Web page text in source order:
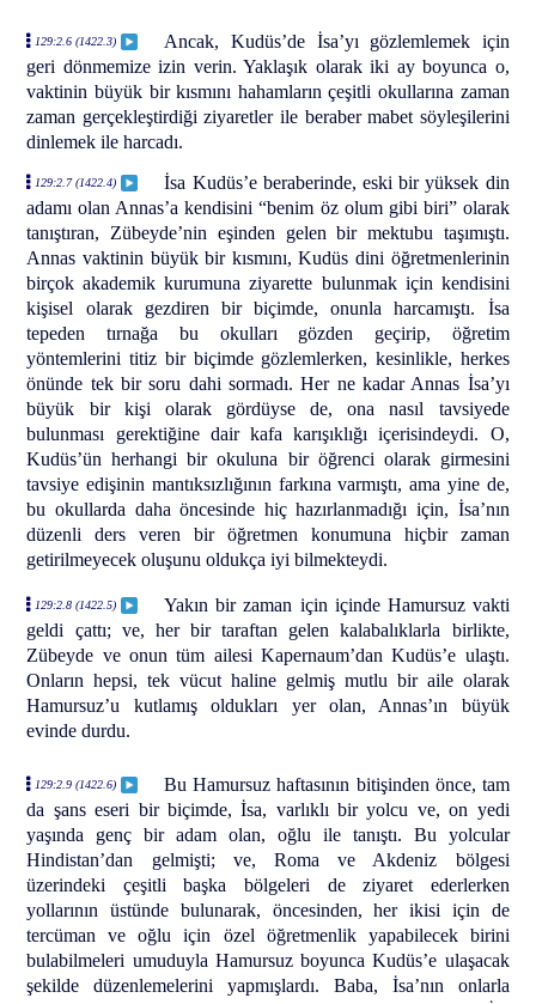
129:2.6 (1422.3)
Ancak, Kudüs’de İsa’yı gözlemlemek için
geri dönmemize izin verin. Yaklaşık olarak iki ay boyunca o,
vaktinin büyük bir kısmını hahamların çeşitli okullarına zaman
zaman gerçekleştirdiği ziyaretler ile beraber mabet söyleşilerini
dinlemek ile harcadı.
129:2.7 (1422.4)
İsa Kudüs’e beraberinde, eski bir yüksek din
adamı olan Annas’a kendisini “benim öz olum gibi biri” olarak
tanıştıran, Zübeyde’nin eşinden gelen bir mektubu taşımıştı.
Annas vaktinin büyük bir kısmını, Kudüs dini öğretmenlerinin
birçok akademik kurumuna ziyarette bulunmak için kendisini
kişisel olarak gezdiren bir biçimde, onunla harcamıştı. İsa
tepeden tırnağa bu okulları gözden geçirip, öğretim
yöntemlerini titiz bir biçimde gözlemlerken, kesinlikle, herkes
önünde tek bir soru dahi sormadı. Her ne kadar Annas İsa’yı
büyük bir kişi olarak gördüyse de, ona nasıl tavsiyede
bulunması gerektiğine dair kafa karışıklığı içerisindeydi. O,
Kudüs’ün herhangi bir okuluna bir öğrenci olarak girmesini
tavsiye edişinin mantıksızlığının farkına varmıştı, ama yine de,
bu okullarda daha öncesinde hiç hazırlanmadığı için, İsa’nın
düzenli ders veren bir öğretmen konumuna hiçbir zaman
getirilmeyecek oluşunu oldukça iyi bilmekteydi.
129:2.8 (1422.5)
Yakın bir zaman için içinde Hamursuz vakti
geldi çattı; ve, her bir taraftan gelen kalabalıklarla birlikte,
Zübeyde ve onun tüm ailesi Kapernaum’dan Kudüs’e ulaştı.
Onların hepsi, tek vücut haline gelmiş mutlu bir aile olarak
Hamursuz’u kutlamış oldukları yer olan, Annas’ın büyük
evinde durdu.
129:2.9 (1422.6)
Bu Hamursuz haftasının bitişinden önce, tam
da şans eseri bir biçimde, İsa, varlıklı bir yolcu ve, on yedi
yaşında genç bir adam olan, oğlu ile tanıştı. Bu yolcular
Hindistan’dan gelmişti; ve, Roma ve Akdeniz bölgesi
üzerindeki çeşitli başka bölgeleri de ziyaret ederlerken
yollarının üstünde bulunarak, öncesinden, her ikisi için de
tercüman ve oğlu için özel öğretmenlik yapabilecek birini
bulabilmeleri umuduyla Hamursuz boyunca Kudüs’e ulaşacak
şekilde düzenlemelerini yapmışlardı. Baba, İsa’nın onlarla